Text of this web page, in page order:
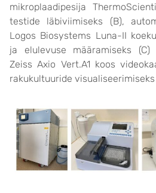
mikroplaadipesija
testide läbiviimiseks (B),
Logos Biosystems Luna-II
ja elulevuse määramiseks (C)
Zeiss Axio Vert.A1 koos
rakukultuuride visualiseerimiseks